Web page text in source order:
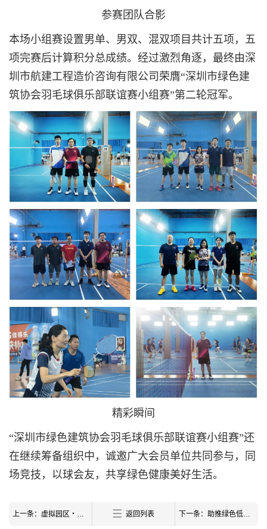
参赛团队合影
本场小组赛设置男单、男双、混双项目共计五项，五
项完赛后计算积分总成绩。经过激烈角逐，最终由深
圳市航建工程造价咨询有限公司荣膺“深圳市绿色建
筑协会羽毛球俱乐部联谊赛小组赛”第二轮冠军。
精彩瞬间
“深圳市绿色建筑协会羽毛球俱乐部联谊赛小组赛”还
在继续筹备组织中，诚邀广大会员单位共同参与，同
场竞技，以球会友，共享绿色健康美好生活。
上一条：虚拟园区・会客厅——福田惠企政策宣讲走进汉国中心 返回列表 下一条：助推绿色低碳新生态，共绘韧性城乡新蓝图——协会组织深圳代表参加第二十一届绿博会